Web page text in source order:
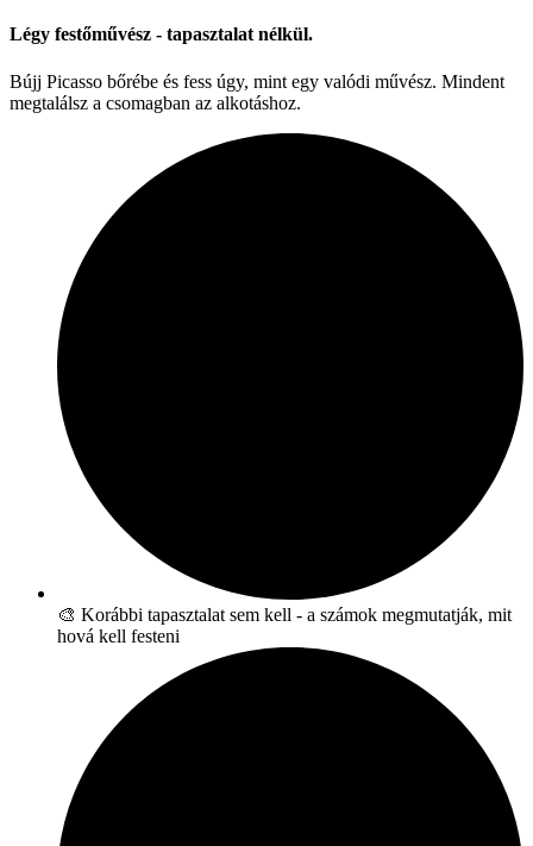
Légy festőművész - tapasztalat nélkül.
Bújj Picasso bőrébe és fess úgy, mint egy valódi művész. Mindent
megtalálsz a csomagban az alkotáshoz.
🎨 Korábbi tapasztalat sem kell - a számok megmutatják, mit
hová kell festeni